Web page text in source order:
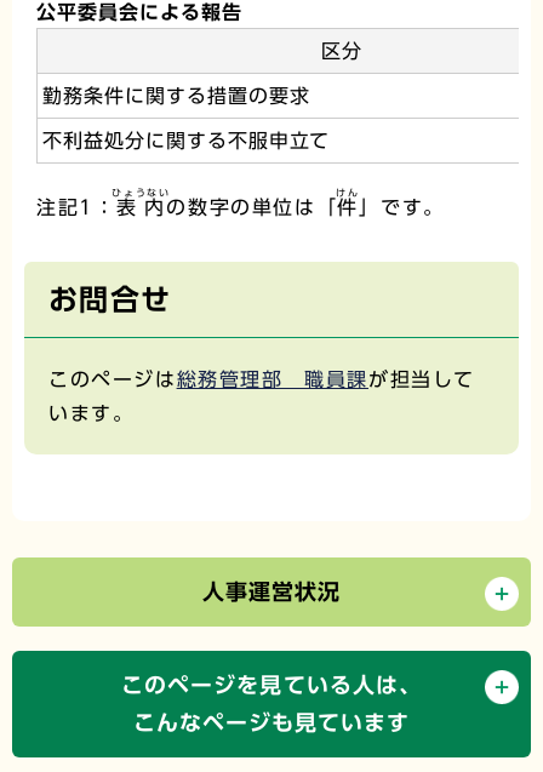
公平委員会による報告
区分
勤務条件に関する措置の要求
不利益処分に関する不服申立て
注記1： 表内
ひょうない
の数字の単位は「件
けん
」です。
お問合せ
このページは総務管理部 職員課が担当して
います。
人事運営状況
このページを見ている人は、
こんなページも見ています